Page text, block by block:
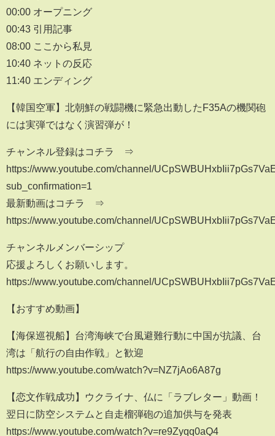
00:00 オープニング
00:43 引用記事
08:00 ここから私見
10:40 ネットの反応
11:40 エンディング
【韓国空軍】北朝鮮の戦闘機に緊急出動したF35Aの機関砲
には実弾ではなく演習弾が！
チャンネル登録はコチラ ⇒
https://www.youtube.com/channel/
sub_confirmation=1
最新動画はコチラ ⇒
https://www.youtube.com/channel/
チャンネルメンバーシップ
応援よろしくお願いします。
https://www.youtube.com/channel/
【おすすめ動画】
【海保巡視船】台湾海峡で台風避難行動に中国が抗議、台
湾は「航行の自由作戦」と歓迎
https://www.youtube.com/watch?v=NZ7jAo6A87g
【恋文作戦成功】ウクライナ、仏に「ラブレター」動画！
翌日に防空システムと自走榴弾砲の追加供与を発表
https://www.youtube.com/watch?v=re9Zyqq0aQ4